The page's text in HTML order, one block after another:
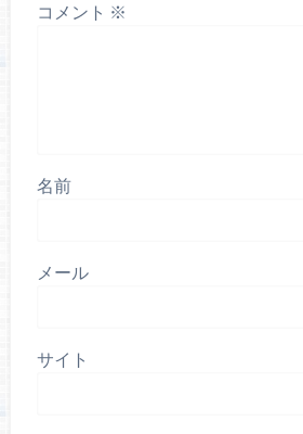
コメント ※
名前
メール
サイト